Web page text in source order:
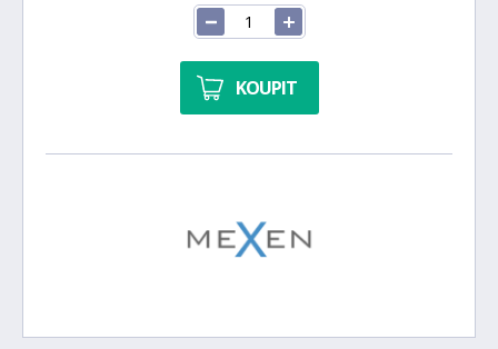
KOUPIT